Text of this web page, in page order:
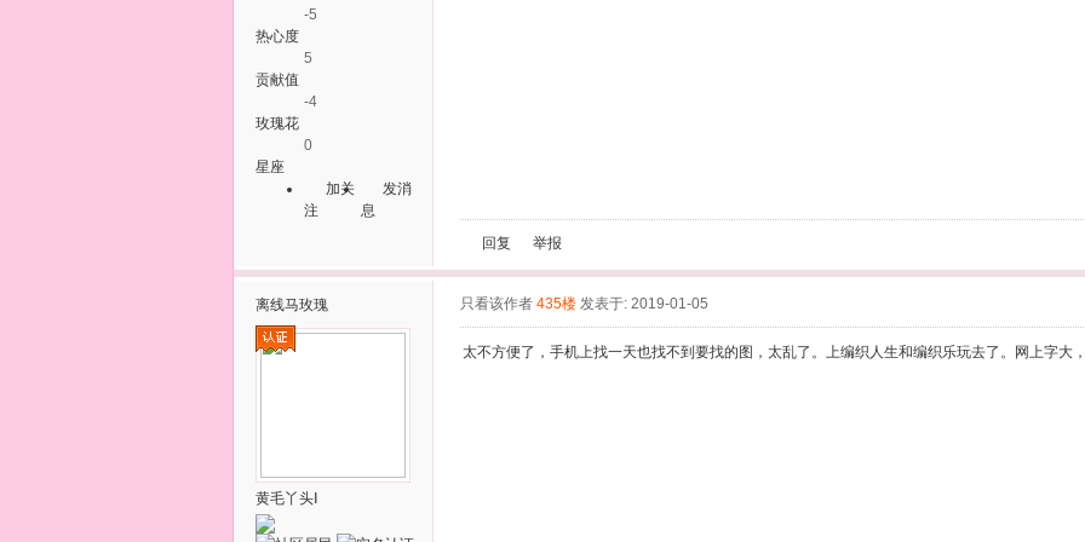
-5
热心度
5
贡献值
-4
玫瑰花
0
星座
加关
注
发消
息
回复
举报
离线马玫瑰
黄毛丫头Ⅰ
只看该作者 435楼 发表于: 2019-01-05
太不方便了，手机上找一天也找不到要找的图，太乱了。上编织人生和编织乐玩去了。网上字大